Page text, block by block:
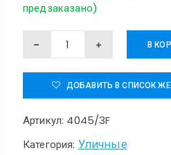
предзаказано)
Количество
4045/3F
NATURE
ODL18
655
В
ДОБАВИТЬ В СПИСОК
Артикул: 4045/3F
Категория: Уличные